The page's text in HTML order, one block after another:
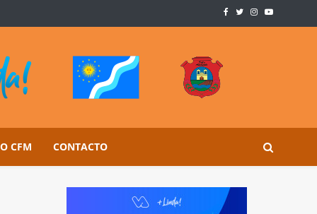
CFM CONTACTO